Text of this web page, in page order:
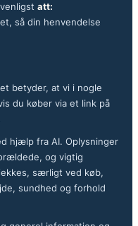
att:
så din henvendelse
betyder, at vi i nogle
du køber via et link på
hjælp fra AI. Oplysninger
og vigtig
særligt ved køb,
sundhed og forhold